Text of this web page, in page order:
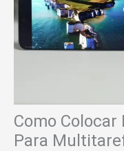
Como Colocar
Para